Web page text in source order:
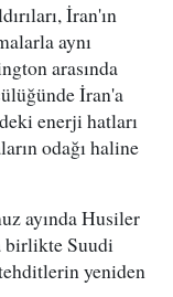
İran'ın
aynı
arasında
İran'a
enerji hatları
odağı haline
ayında Husiler
birlikte Suudi
yeniden